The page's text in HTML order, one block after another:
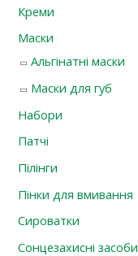
Креми
Маски
Альгінатні маски
Маски для губ
Набори
Патчі
Пілінги
Пінки для вмивання
Сироватки
Сонцезахисні засоби